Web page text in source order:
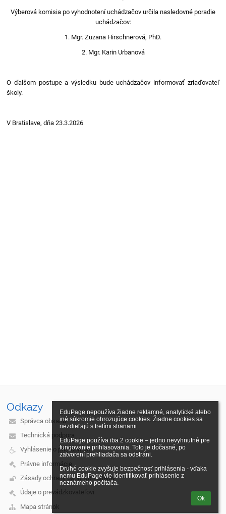
EduPage nepoužíva žiadne reklamné, analytické alebo
iné súkromie ohrozujúce cookies. Žiadne cookies sa
nezdieľajú s tretími stranami.
EduPage používa iba 2 cookie – jedno nevyhnutné pre
fungovanie prihlasovania. Toto je dočasné, po
zatvorení prehliadača sa odstráni.
Druhé cookie zvyšuje bezpečnosť prihlásenia - vďaka
nemu EduPage vie identifikovať prihlásenie z
neznámeho počítača.
Ok
Výberová komisia po vyhodnotení uchádzačov určila nasledovné poradie
uchádzačov:
1. Mgr. Zuzana Hirschnerová, PhD.
2. Mgr. Karin Urbanová
O ďalšom postupe a výsledku bude uchádzačov informovať zriaďovateľ
školy.
V Bratislave, dňa 23.3.2026
Odkazy
Správca obsahu
Technická podpora
Vyhlásenie o prístupnosti
Právne informácie
Zásady ochrany osobných údajov
Údaje o prevádzkovateľovi
Mapa stránok